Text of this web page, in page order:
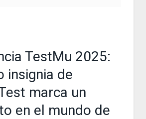
TestMu 2025:
insignia de
marca un
en el mundo de